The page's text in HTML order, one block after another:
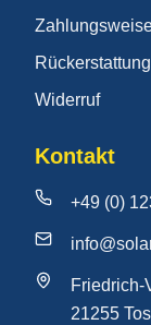
Widerruf
Kontakt
+49 (0)
Friedrich-
21255